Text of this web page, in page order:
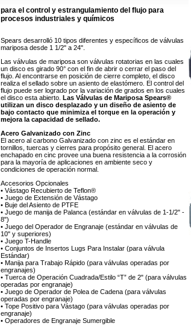
para el control y estrangulamiento del flujo para
procesos industriales y químicos
Spears desarrolló 10 tipos diferentes y específicos de válvulas
mariposa desde 1 1/2" a 24".
Las válvulas de mariposa son válvulas rotatorias en las cuales
un disco es girado 90° con el fin de abrir o cerrar el paso del
flujo. Al encontrarse en posición de cierre completo, el disco
realiza el sellado sobre un asiento de elastómero. El control del
flujo puede ser logrado por la variación de grados en los cuales
el disco esta abierto. Las Válvulas de Mariposa Spears®
utilizan un disco desplazado y un diseño de asiento de
bajo contacto que minimiza el torque en la operación y
mejora la capacidad de sellado.
Acero Galvanizado con Zinc
El acero al carbono Galvanizado con zinc es el estándar en
tornillos, tuercas y cierres para propósito general. El acero
enchapado en cinc provee una buena resistencia a la corrosión
para la mayoría de aplicaciones en ambiente seco y
condiciones de operación normal.
Accesorios Opcionales
• Vástago Recubierto de Teflon®
• Juego de Extensión de Vástago
• Buje del Asiento de PTFE
• Juego de manija de Palanca (estándar en válvulas de 1-1/2" -
8")
• Juego del Operador de Engranaje (estándar en válvulas de
10" y superiores)
• Juego T-Handle
• Conjuntos de Insertos Lugs Para Instalar (para válvula
Estándar)
• Manija para Trabajo Rápido (para válvulas operadas por
engranajes)
• Tuerca de Operación Cuadrada/Estilo “T” de 2" (para válvulas
operadas por engranaje)
• Juego de Operador de Polea de Cadena (para válvulas
operadas por engranaje)
• Tope Positivo para Vástago (para válvulas operadas por
engranaje)
• Operadores de Engranaje Sumergible